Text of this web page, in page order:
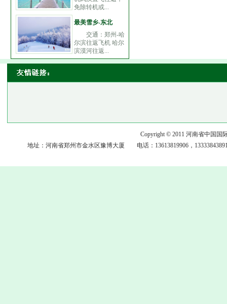
免除转机或...
最美雪乡-东北
交通：郑州-哈
尔滨往返飞机 哈尔
滨漠河往返...
Copyright © 2011 河南省中国
地址：河南省郑州市金水区豫博大厦 电话：13613819906，13333843891